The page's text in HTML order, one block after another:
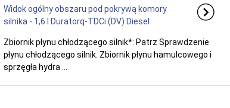
Widok ogólny obszaru pod pokrywą komory
silnika - 1,6 l Duratorq-TDCi (DV) Diesel
Zbiornik płynu chłodzącego silnik*: Patrz Sprawdzenie
płynu chłodzącego silnik. Zbiornik płynu hamulcowego i
sprzęgła hydra ...